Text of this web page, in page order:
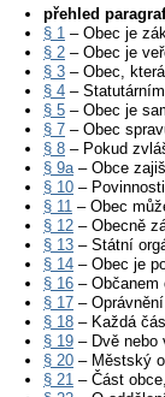
přehled
§ 1 – Obec je
§ 2 – Obec je
§ 3 – Obec,
§ 4 –
§ 5 – Obec je
§ 7 – Obec
§ 8 – Pokud
§ 9a– Obce
§ 10 –
§ 11 – Obec
§ 12 – Obecně
§ 13 – Státní
§ 14 – Obec je
§ 16 –
§ 17 –
§ 18 – Každá
§ 19 – Dvě nebo
§ 20 – Městský
§ 21 – Část